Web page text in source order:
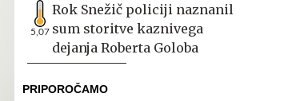
5,07
Rok Snežič policiji naznanil
sum storitve kaznivega
dejanja Roberta Goloba